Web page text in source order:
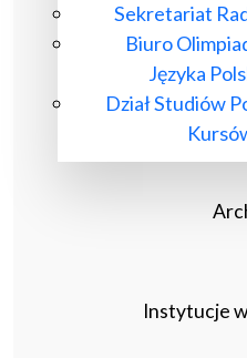
Sekretariat
Biuro
Języka
Dział Studiów
Instytucje